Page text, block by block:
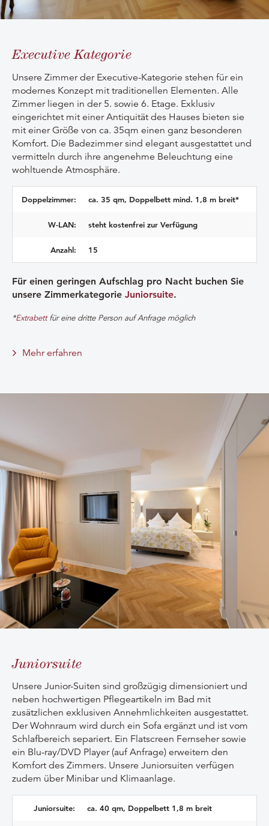
Executive Kategorie
Unsere Zimmer der Executive-Kategorie stehen für ein
modernes Konzept mit traditionellen Elementen. Alle
Zimmer liegen in der 5. sowie 6. Etage. Exklusiv
eingerichtet mit einer Antiquität des Hauses bieten sie
mit einer Größe von ca. 35qm einen ganz besonderen
Komfort. Die Badezimmer sind elegant ausgestattet und
vermitteln durch ihre angenehme Beleuchtung eine
wohltuende Atmosphäre.
Doppelzimmer: ca. 35 qm, Doppelbett mind. 1,8 m breit*
W-LAN: steht kostenfrei zur Verfügung
Anzahl: 15
Für einen geringen Aufschlag pro Nacht buchen Sie
unsere Zimmerkategorie Juniorsuite.
*Extrabettfür eine dritte Person auf Anfrage möglich
Mehr erfahren
Juniorsuite
Unsere Junior-Suiten sind großzügig dimensioniert und
neben hochwertigen Pflegeartikeln im Bad mit
zusätzlichen exklusiven Annehmlichkeiten ausgestattet.
Der Wohnraum wird durch ein Sofa ergänzt und ist vom
Schlafbereich separiert. Ein Flatscreen Fernseher sowie
ein Blu-ray/DVD Player (auf Anfrage) erweitern den
Komfort des Zimmers. Unsere Juniorsuiten verfügen
zudem über Minibar und Klimaanlage.
Juniorsuite: ca. 40 qm, Doppelbett 1,8 m breit